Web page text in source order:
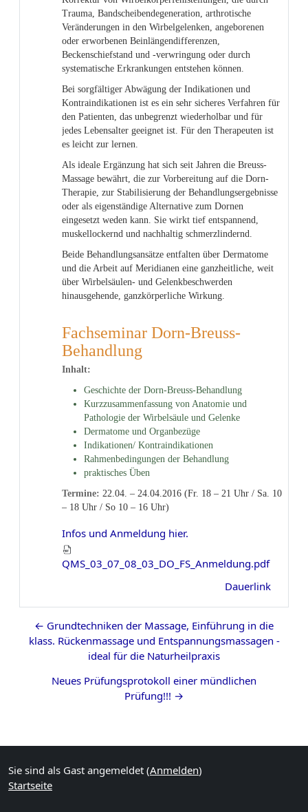
Trauma, Bandscheibendegeneration, arthrotische
Veränderungen in den Wirbelgelenken, angeborenen
oder erworbenen Beinlängendifferenzen,
Beckenschiefstand und -verwringung oder durch
systematische Erkrankungen entstehen können.
Bei sorgfältiger Abwägung der Indikationen und
Kontraindikationen ist es ein sehr sicheres Verfahren für
den Patienten, das unbegrenzt wiederholbar und für
jedes Lebensalter geeignet ist. Für den Therapeuten ist
es leicht zur lernen.
Als ideale Ergänzung hat sich seit Jahren die Breuss-
Massage bewährt, die zur Vorbereitung auf die Dorn-
Therapie, zur Stabilisierung der Behandlungsergebnisse
oder als eigenständige Alternative zum Dornen
eingesetzt weden kann. Sie wirkt tief entspannend,
muskellockernd und nachhaltig schmerzlindernd.
Beide Behandlungsansätze entfalten über Dermatome
und die Arbeit auf Meridianen eine ganzheitliche, weit
über Wirbelsäulen- und Gelenkbeschwerden
hinausgehende, ganzkörperliche Wirkung.
Fachseminar Dorn-Breuss-
Behandlung
Inhalt:
Geschichte der Dorn-Breuss-Behandlung
Kurzzusammenfassung von Anatomie und
Pathologie der Wirbelsäule und Gelenke
Dermatome und Organbezüge
Indikationen/ Kontraindikationen
Rahmenbedingungen der Behandlung
praktisches Üben
Termine: 22.04. – 24.04.2016 (Fr. 18 – 21 Uhr / Sa. 10
– 18 Uhr / So 10 – 16 Uhr)
Infos und Anmeldung hier.
QMS_03_07_08_03_DO_FS_Anmeldung.pdf
Dauerlink
← Grundtechniken der Massage, Einführung in die
klass. Rückenmassage und Entspannungsmassagen -
ideal für die Naturheilpraxis
Neues Prüfungsprotokoll einer mündlichen
Prüfung!!! →
Ergänzungsblöcke
Sie sind als Gast angemeldet (Anmelden)
Startseite